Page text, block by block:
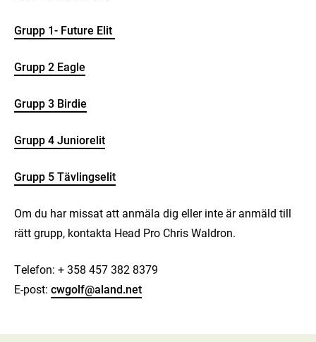
Grupp 1- Future Elit
Grupp 2 Eagle
Grupp 3 Birdie
Grupp 4 Juniorelit
Grupp 5 Tävlingselit
Om du har missat att anmäla dig eller inte är anmäld till
rätt grupp, kontakta Head Pro Chris Waldron.
Telefon: + 358 457 382 8379
E-post: cwgolf@aland.net